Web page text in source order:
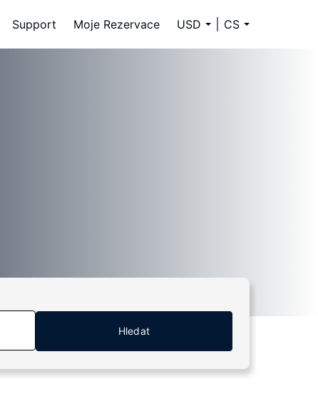
Support Moje Rezervace USD CS
Hledat